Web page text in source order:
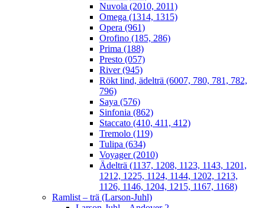
Nuvola (2010, 2011)
Omega (1314, 1315)
Opera (961)
Orofino (185, 286)
Prima (188)
Presto (057)
River (945)
Rökt lind, ädelträ (6007, 780, 781, 782,
796)
Saya (576)
Sinfonia (862)
Staccato (410, 411, 412)
Tremolo (119)
Tulipa (634)
Voyager (2010)
Ädelträ (1137, 1208, 1123, 1143, 1201,
1212, 1225, 1124, 1144, 1202, 1213,
1126, 1146, 1204, 1215, 1167, 1168)
Ramlist – trä (Larson-Juhl)